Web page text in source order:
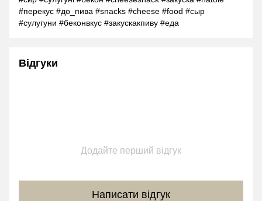
#перекус #до_пива #snacks #cheese #food #сыр
#сулугуни #беконвкус #закускакпиву #еда
Відгуки
Додайте перший відгук
Написати відгук